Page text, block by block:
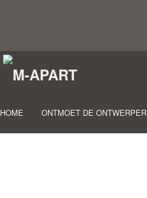
HOME ONTMOET DE ONTWERPER